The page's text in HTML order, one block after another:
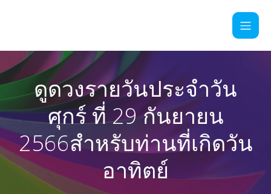
ดูดวงรายวันประจำวัน
ศุกร์ ที่ 29 กันยายน
2566สำหรับท่านที่เกิดวัน
อาทิตย์